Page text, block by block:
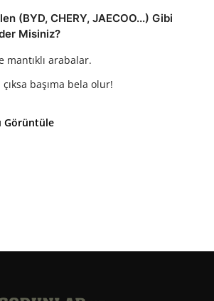
(BYD, CHERY, JAECOO...) Gibi
Misiniz?
mantıklı arabalar.
başıma bela olur!
Görüntüle